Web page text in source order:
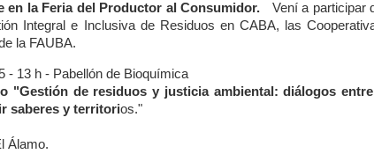
en la Feria del Productor al Consumidor.
Vení a participar
Integral e Inclusiva de Residuos en CABA, las
la FAUBA.
- 13 h - Pabellón de Bioquímica
"Gestión de residuos y justicia ambiental: diálogos
saberes y territorios."
Álamo.